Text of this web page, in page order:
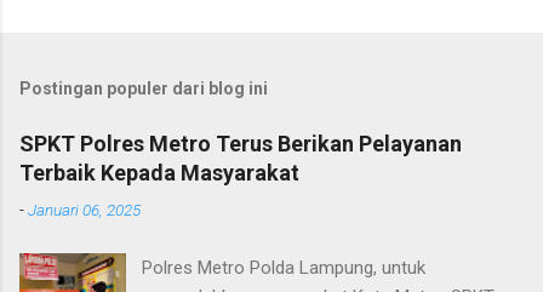
Postingan populer dari blog ini
SPKT Polres Metro Terus Berikan Pelayanan
Terbaik Kepada Masyarakat
-Januari 06, 2025
Polres Metro Polda Lampung, untuk